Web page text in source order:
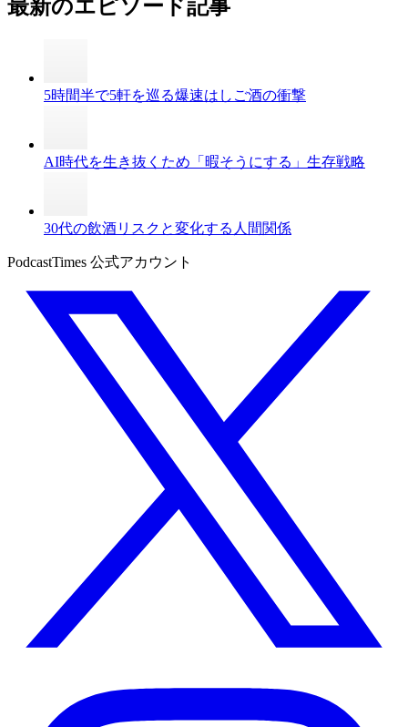
最新のエピソード記事
5時間半で5軒を巡る爆速はしご酒の衝撃
AI時代を生き抜くため「暇そうにする」生存戦略
30代の飲酒リスクと変化する人間関係
PodcastTimes 公式アカウント